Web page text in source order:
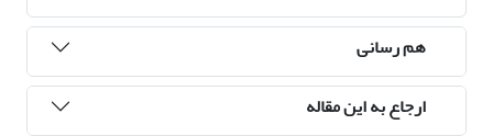
هم رسانی
ارجاع به این مقاله